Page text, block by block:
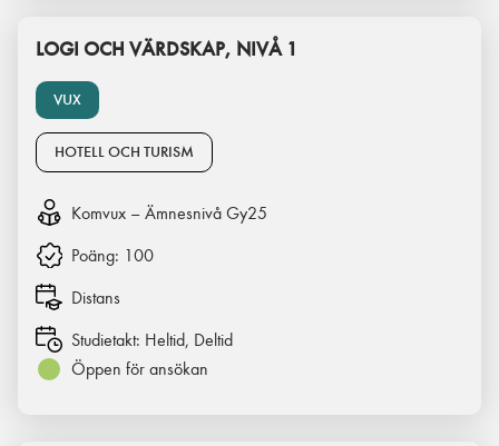
VUX
LOGI OCH VÄRDSKAP, NIVÅ 1
HOTELL OCH TURISM
Komvux – Ämnesnivå Gy25
Poäng: 100
Distans
Studietakt: Heltid, Deltid
Öppen för ansökan